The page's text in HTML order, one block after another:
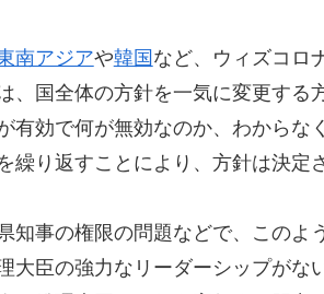
南アジアや韓国 など、ウィズコロ
、国全体の方針を一気に変更する
有効で何が無効なのか、わからな
繰り返すことにより、方針は決定
知事の権限の問題などで、このよ
大臣の強力なリーダーシップがな